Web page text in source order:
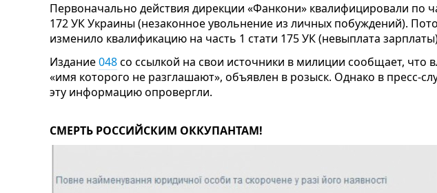
Первоначально действия дирекции «Фанкони» квалифицировали по
172 УК Украины (незаконное увольнение из личных побуждений).
изменило квалификацию на часть 1 стати 175 УК (невыплата
Издание048со ссылкой на свои источники в милиции сообщает, что
«имя которого не разглашают», объявлен в розыск. Однако в пресс-
эту информацию опровергли.
СМЕРТЬ РОССИЙСКИМ ОККУПАНТАМ!